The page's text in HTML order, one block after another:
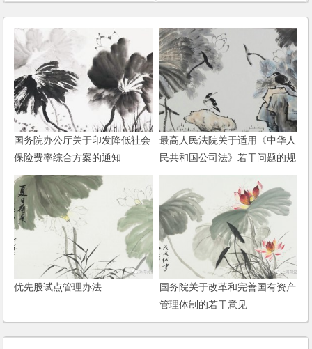
国务院办公厅关于印发降低社会
保险费率综合方案的通知
最高人民法院关于适用《中华人
民共和国公司法》若干问题的规
定（一）[2014修正]
优先股试点管理办法
国务院关于改革和完善国有资产
管理体制的若干意见